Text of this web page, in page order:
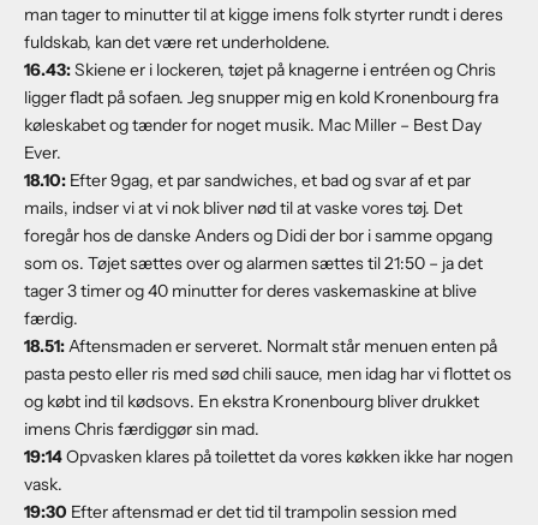
man tager to minutter til at kigge imens folk styrter rundt i deres
fuldskab, kan det være ret underholdene.
16.43:Skiene er i lockeren, tøjet på knagerne i entréen og Chris
ligger fladt på sofaen. Jeg snupper mig en kold Kronenbourg fra
køleskabet og tænder for noget musik. Mac Miller – Best Day
Ever.
18.10: Efter 9gag, et par sandwiches, et bad og svar af et par
mails, indser vi at vi nok bliver nød til at vaske vores tøj. Det
foregår hos de danske Anders og Didi der bor i samme opgang
som os. Tøjet sættes over og alarmen sættes til 21:50 – ja det
tager 3 timer og 40 minutter for deres vaskemaskine at blive
færdig.
18.51:Aftensmaden er serveret. Normalt står menuen enten på
pasta pesto eller ris med sød chili sauce, men idag har vi flottet os
og købt ind til kødsovs. En ekstra Kronenbourg bliver drukket
imens Chris færdiggør sin mad.
19:14Opvasken klares på toilettet da vores køkken ikke har nogen
vask.
19:30 Efter aftensmad er det tid til trampolin session med